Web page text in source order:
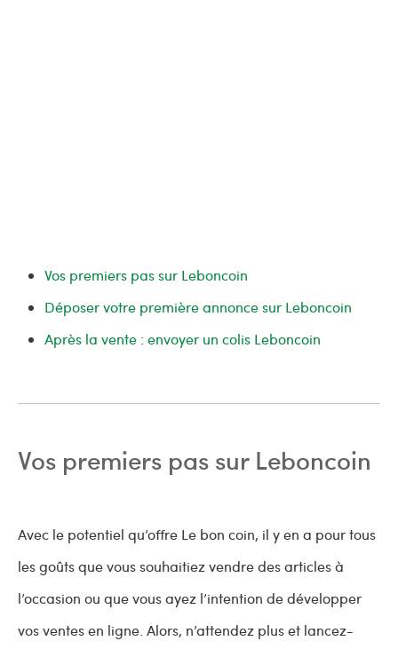
Vos premiers pas sur Leboncoin
Déposer votre première annonce sur Leboncoin
Après la vente : envoyer un colis Leboncoin
Vos premiers pas sur Leboncoin
Avec le potentiel qu’offre Le bon coin, il y en a pour tous
les goûts que vous souhaitiez vendre des articles à
l’occasion ou que vous ayez l’intention de développer
vos ventes en ligne. Alors, n’attendez plus et lancez-